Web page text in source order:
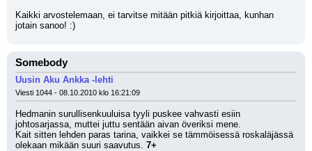
Kaikki arvostelemaan, ei tarvitse mitään pitkiä kirjoittaa, kunhan
jotain sanoo! :)
Somebody
Uusin Aku Ankka -lehti
Viesti 1044 - 08.10.2010 klo 16:21:09
Hedmanin surullisenkuuluisa tyyli puskee vahvasti esiin
johtosarjassa, muttei juttu sentään aivan överiksi mene.
Kait sitten lehden paras tarina, vaikkei se tämmöisessä roskaläjässä
olekaan mikään suuri saavutus. 7+